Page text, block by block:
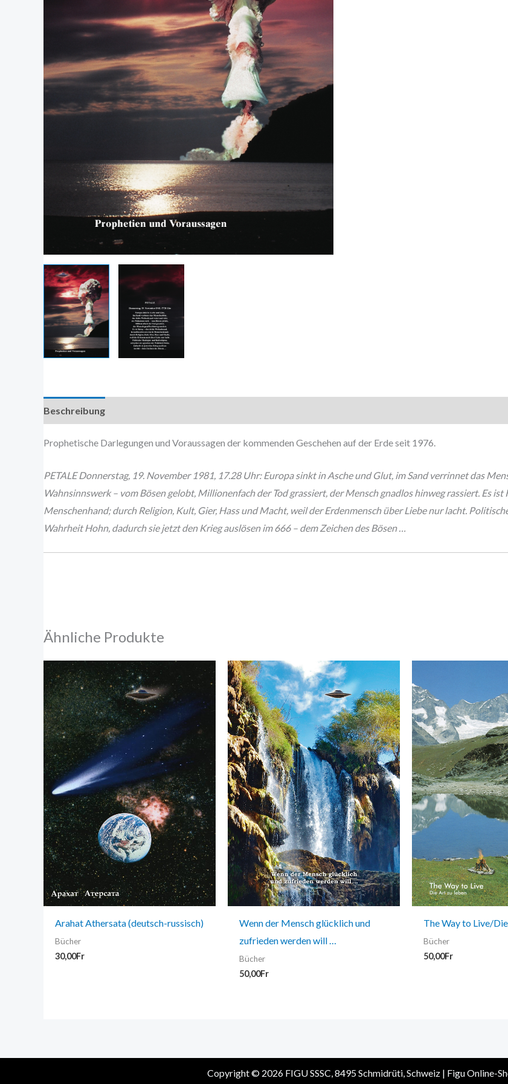
Beschreibung
Prophetische Darlegungen und Voraussagen der kommenden Geschehen auf der Erde seit 1976.
PETALE Donnerstag, 19. November 1981, 17.28 Uhr: Europa sinkt in Asche und Glut, im Sand verrinnet das
Wahnsinnswerk – vom Bösen gelobt, Millionenfach der Tod grassiert, der Mensch gnadlos hinweg rassiert. Es
Menschenhand; durch Religion, Kult, Gier, Hass und Macht, weil der Erdenmensch über Liebe nur lacht.
Wahrheit Hohn, dadurch sie jetzt den Krieg auslösen im 666 – dem Zeichen des Bösen …
Ähnliche Produkte
Arahat Athersata (deutsch-russisch)
Bücher
30,00Fr
Wenn der Mensch glücklich und
zufrieden werden will …
Bücher
50,00Fr
The Way to Live/
Bücher
50,00Fr
Copyright © 2026 FIGU SSSC, 8495 Schmidrüti, Schweiz | Figu Online-